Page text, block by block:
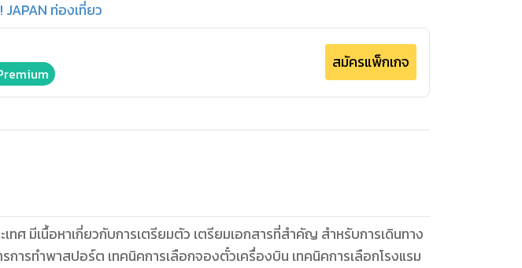
JAPAN ท่องเที่ยว
สมัครแพ็กเกจ
ทศ มีเนื้อหาเกี่ยวกับการเตรียมตัว เตรียมเอกสารที่สำคัญ สำหรับการเดินทาง
การทำพาสปอร์ต เทคนิคการเลือกจองตั๋วเครื่องบิน เทคนิคการเลือกโรงแรม